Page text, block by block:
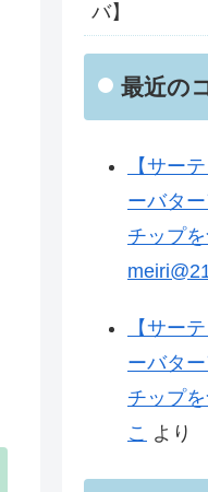
バ】
最近の
【サー
ーバタ
チップ
【サー
ーバタ
チップ
こ より